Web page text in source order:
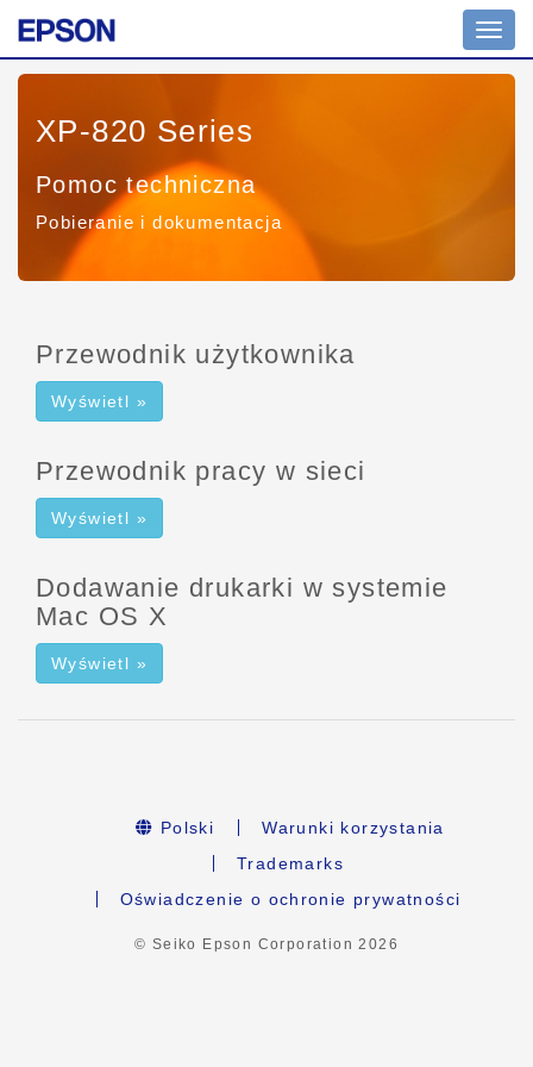
XP-820 Series
Pomoc techniczna
Pobieranie i dokumentacja
Przewodnik użytkownika
Wyświetl »
Przewodnik pracy w sieci
Wyświetl »
Dodawanie drukarki w systemie
Mac OS X
Wyświetl »
Polski
Warunki korzystania
Trademarks
Oświadczenie o ochronie prywatności
© Seiko Epson Corporation2026